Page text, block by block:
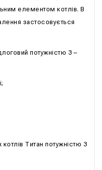
елементом котлів. В
застосовується
потужністю 3 –
Титан потужністю 3